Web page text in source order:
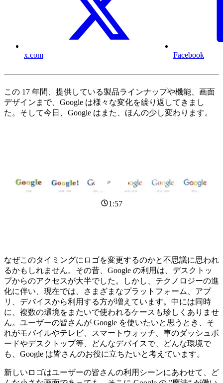
x.com Facebook
この 17 年間、提供している製品ラインナップや機能、画面
デザインまで、Google は様々な変化を繰り返してきまし
た。そして今日、Google はまた、ほんの少し変わります。
1:57
なぜこのタイミングにロゴを変更するのかと不思議に思われ
るかもしれません。その昔、Google の利用は、デスクトッ
プからのアクセスが大半でした。しかし、テクノロジーの進
化に伴い、現在では、さまざまなプラットフォーム、アプ
リ、デバイスから利用する方が増えています。中には同時
に、複数の環境をまたいで使われるケースも珍しくありませ
ん。ユーザーの皆さんが Google を使いたいと思うとき、そ
れがモバイルやテレビ、スマートウォッチ、車のダッシュボ
ードやデスクトップ等、どんなデバイスで、どんな環境で
も、Google は皆さんのお役に立ちたいと考えています。
新しいロゴはユーザーの皆さんの利用シーンにあわせて、ど